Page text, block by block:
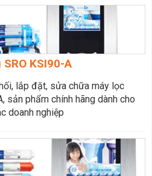
KSI90-A
lắp đặt, sửa chữa máy lọc
sản phẩm chính hãng dành cho
doanh nghiệp